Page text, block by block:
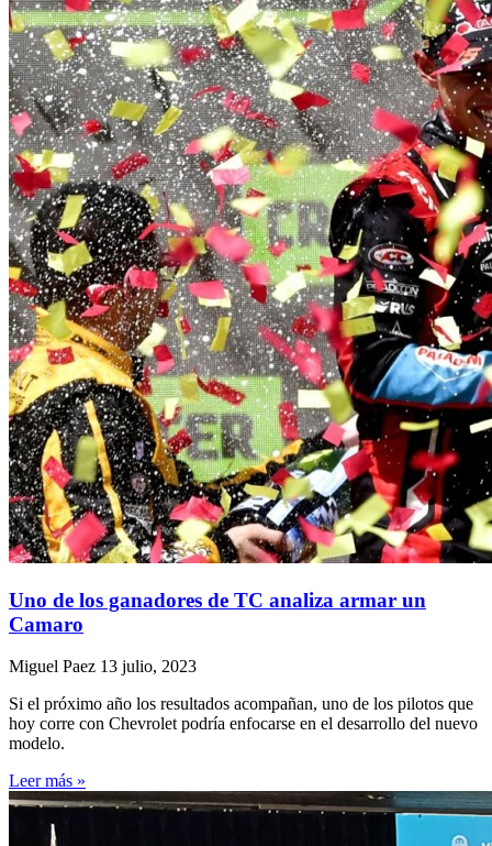
Uno de los ganadores de TC analiza armar un
Camaro
Miguel Paez 13 julio, 2023
Si el próximo año los resultados acompañan, uno de los pilotos que
hoy corre con Chevrolet podría enfocarse en el desarrollo del nuevo
modelo.
Leer más »